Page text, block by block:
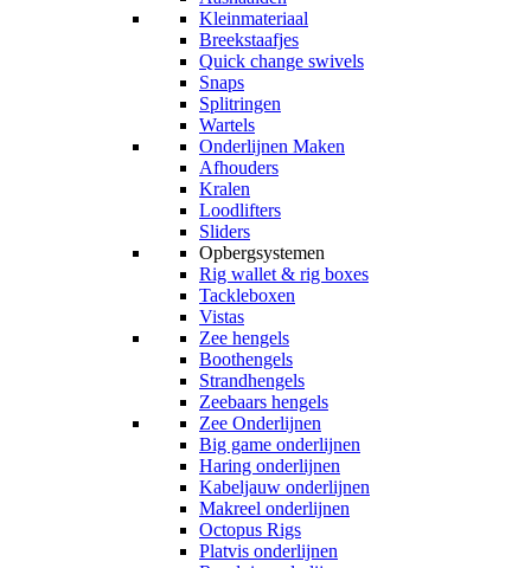
Kleinmateriaal
Breekstaafjes
Quick change swivels
Snaps
Splitringen
Wartels
Onderlijnen Maken
Afhouders
Kralen
Loodlifters
Sliders
Opbergsystemen
Rig wallet & rig boxes
Tackleboxen
Vistas
Zee hengels
Boothengels
Strandhengels
Zeebaars hengels
Zee Onderlijnen
Big game onderlijnen
Haring onderlijnen
Kabeljauw onderlijnen
Makreel onderlijnen
Octopus Rigs
Platvis onderlijnen